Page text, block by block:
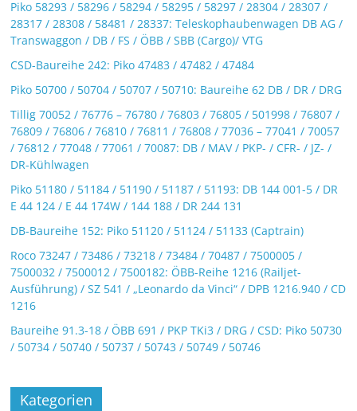
Piko 58293 / 58296 / 58294 / 58295 / 58297 / 28304 / 28307 /
28317 / 28308 / 58481 / 28337: Teleskophaubenwagen DB AG /
Transwaggon / DB / FS / ÖBB / SBB (Cargo)/ VTG
CSD-Baureihe 242: Piko 47483 / 47482 / 47484
Piko 50700 / 50704 / 50707 / 50710: Baureihe 62 DB / DR / DRG
Tillig 70052 / 76776 – 76780 / 76803 / 76805 / 501998 / 76807 /
76809 / 76806 / 76810 / 76811 / 76808 / 77036 – 77041 / 70057
/ 76812 / 77048 / 77061 / 70087: DB / MAV / PKP- / CFR- / JZ- /
DR-Kühlwagen
Piko 51180 / 51184 / 51190 / 51187 / 51193: DB 144 001-5 / DR
E 44 124 / E 44 174W / 144 188 / DR 244 131
DB-Baureihe 152: Piko 51120 / 51124 / 51133 (Captrain)
Roco 73247 / 73486 / 73218 / 73484 / 70487 / 7500005 /
7500032 / 7500012 / 7500182: ÖBB-Reihe 1216 (Railjet-
Ausführung) / SZ 541 / „Leonardo da Vinci“ / DPB 1216.940 / CD
1216
Baureihe 91.3-18 / ÖBB 691 / PKP TKi3 / DRG / CSD: Piko 50730
/ 50734 / 50740 / 50737 / 50743 / 50749 / 50746
Kategorien